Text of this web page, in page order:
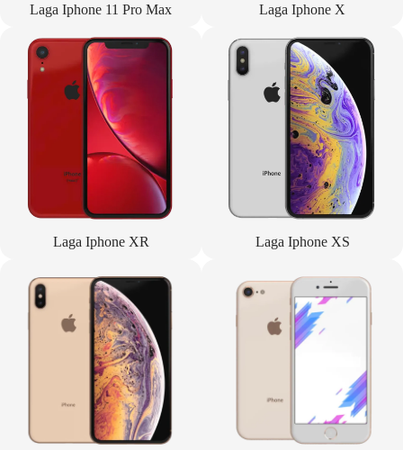
Laga Iphone 11 Pro Max Laga Iphone X
Laga Iphone XR Laga Iphone XS